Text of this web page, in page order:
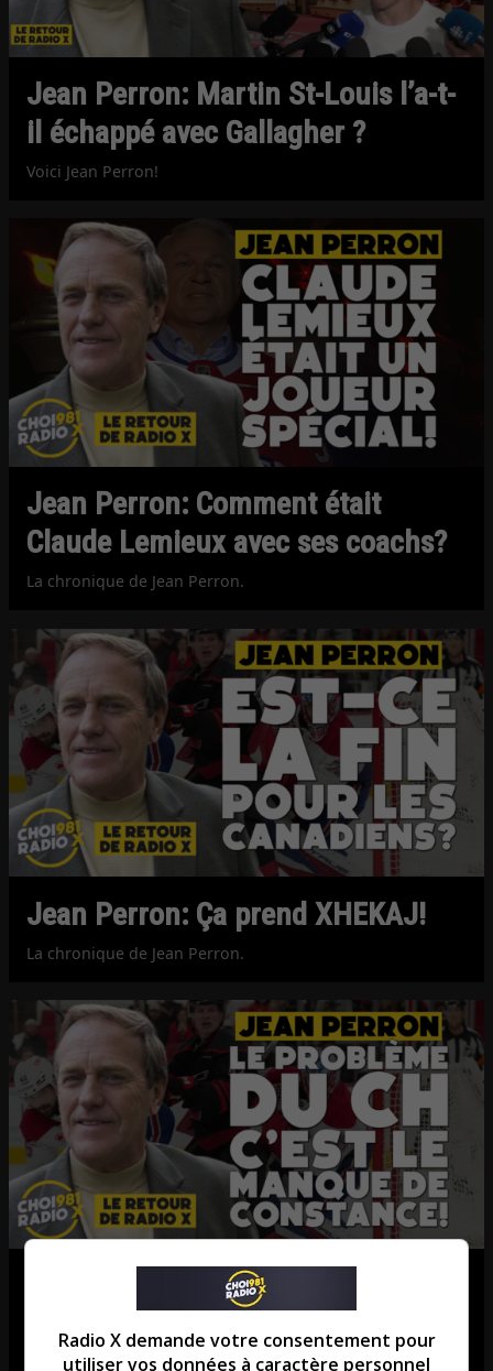
Jean Perron: Martin St-Louis l’a-t-
il échappé avec Gallagher ?
Voici Jean Perron!
Jean Perron: Comment était
Claude Lemieux avec ses coachs?
La chronique de Jean Perron.
Jean Perron: Ça prend XHEKAJ!
La chronique de Jean Perron.
Jean Perron: Le match de ce soir
est TRÈS important!
La chronique de Jean Perron.
Radio X demande votre consentement pour
utiliser vos données à caractère personnel